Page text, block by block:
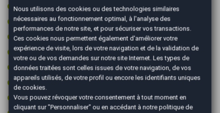
Peinture integrale
Prise 12v
Radar arrière de détection d'obstacles
Radar avant de détection d'obstacles
Régulateur de vitesse
Retroviseur intérieur électrochrome
Rétroviseurs électriques
Nous utilisons des cookies ou des technologies similaires
nécessaires au fonctionnement optimal, à l'analyse des
performances de notre site, et pour sécuriser vos transactions.
Ces cookies nous permettent également d'améliorer votre
expérience de visite, lors de votre navigation et de la validation de
votre ou de vos demandes sur notre site Internet. Les types de
données traitées sont celles issues de votre navigation, de vos
appareils utilisés, de votre profil ou encore les identifiants uniques
de cookies.
Vous pouvez révoquer votre consentement à tout moment en
cliquant sur "Personnaliser" ou en accédant à notre politique de